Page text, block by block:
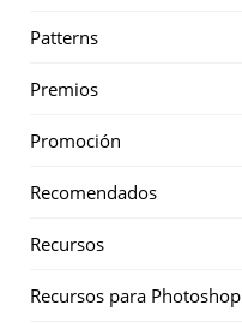
Patterns
Premios
Promoción
Recomendados
Recursos
Recursos para Photoshop